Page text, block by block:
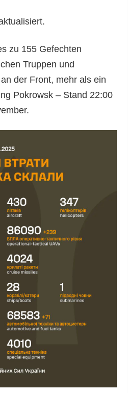
zu 155 Gefechten
Truppen und
der Front, mehr als ein
Pokrowsk – Stand 22:00